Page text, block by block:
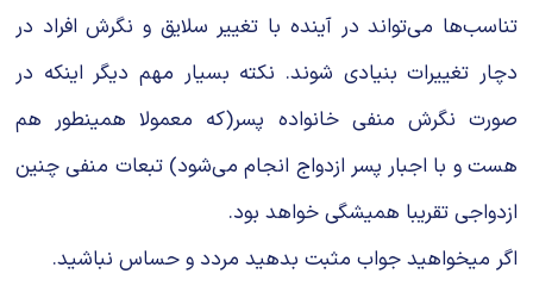
تناسب‌ها می‌‌تواند در آینده با تغییر سلایق و نگرش افراد در
دچار تغییرات بنیادی شوند. نکته بسیار مهم دیگر اینكه در
صورت نگرش منفی خانواده پسر(که معمولا همینطور هم
هست و با اجبار پسر ازدواج انجام می‌شود) تبعات منفی چنین
ازدواجی تقریبا همیشگی خواهد بود.
اگر میخواهید جواب مثبت بدهید مردد و حساس نباشید.